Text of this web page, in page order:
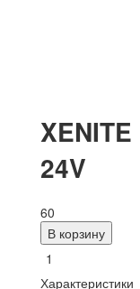
24V
60
В корзину
Характеристики